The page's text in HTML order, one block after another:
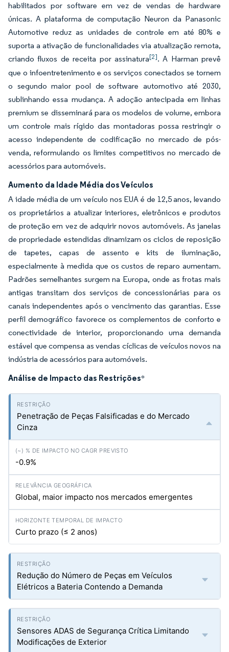
habilitados por software em vez de vendas de hardware
únicas. A plataforma de computação Neuron da Panasonic
Automotive reduz as unidades de controle em até 80% e
suporta a ativação de funcionalidades via atualização remota,
criando fluxos de receita por assinatura[2]. A Harman prevê
que o infoentretenimento e os serviços conectados se tornem
o segundo maior pool de software automotivo até 2030,
sublinhando essa mudança. A adoção antecipada em linhas
premium se disseminará para os modelos de volume, embora
um controle mais rígido das montadoras possa restringir o
acesso independente de codificação no mercado de pós-
venda, reformulando os limites competitivos no mercado de
acessórios para automóveis.
Aumento da Idade Média dos Veículos
A idade média de um veículo nos EUA é de 12,5 anos, levando
os proprietários a atualizar interiores, eletrônicos e produtos
de proteção em vez de adquirir novos automóveis. As janelas
de propriedade estendidas dinamizam os ciclos de reposição
de tapetes, capas de assento e kits de iluminação,
especialmente à medida que os custos de reparo aumentam.
Padrões semelhantes surgem na Europa, onde as frotas mais
antigas transitam dos serviços de concessionárias para os
canais independentes após o vencimento das garantias. Esse
perfil demográfico favorece os complementos de conforto e
conectividade de interior, proporcionando uma demanda
estável que compensa as vendas cíclicas de veículos novos na
indústria de acessórios para automóveis.
Análise de Impacto das Restrições*
Penetração de Peças Falsificadas e do Mercado
Cinza
-0.9%
Global, maior impacto nos mercados emergentes
Curto prazo (≤ 2 anos)
Redução do Número de Peças em Veículos
Elétricos a Bateria Contendo a Demanda
Sensores ADAS de Segurança Crítica Limitando
Modificações de Exterior